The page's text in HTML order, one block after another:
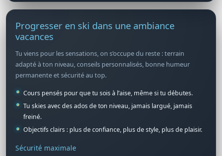
Progresser en ski dans une ambiance
vacances
Tu viens pour les sensations, on s’occupe du reste : terrain
adapté à ton niveau, conseils personnalisés, bonne humeur
permanente et sécurité au top.
Cours pensés pour que tu sois à l’aise, même si tu débutes.
Tu skies avec des ados de ton niveau, jamais largué, jamais
freiné.
Objectifs clairs : plus de confiance, plus de style, plus de plaisir.
Sécurité maximale